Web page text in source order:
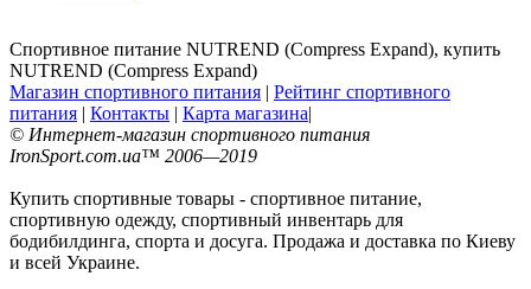
Спортивное питание NUTREND (Compress Expand), купить
NUTREND (Compress Expand)
Магазин спортивного питания | Рейтинг спортивного
питания | Контакты | Карта магазина|
© Интернет-магазин спортивного питания
IronSport.com.ua™ 2006—2019
Купить спортивные товары - спортивное питание,
спортивную одежду, спортивный инвентарь для
бодибилдинга, спорта и досуга. Продажа и доставка по Киеву
и всей Украине.